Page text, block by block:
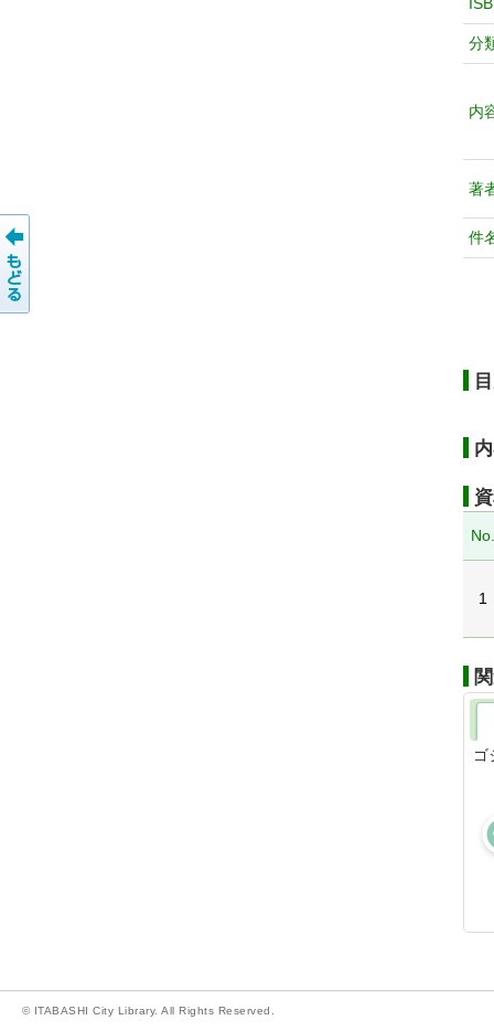
分
内
著
件
No.
1
ゴ
© ITABASHI City Library. All Rights Reserved.